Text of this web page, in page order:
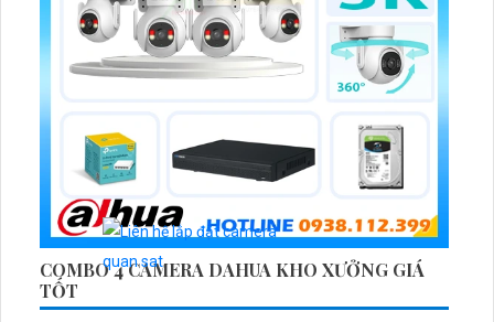
COMBO 4 CAMERA DAHUA KHO XƯỞNG GIÁ
TỐT